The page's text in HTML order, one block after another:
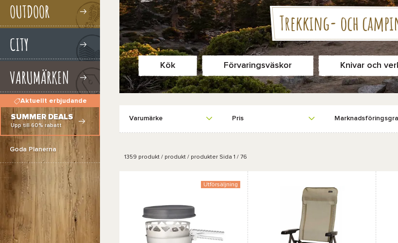
OUTDOOR
CITY
VARUMÄRKEN
Aktuellt erbjudande
SUMMER DEALS
Upp till 60% rabatt
Goda Planerna
Trekking- och
Kök Förvaringsväskor Knivar och
Varumärke Pris
1359 produkt / produkt / produkter Sida 1 / 76
Utförsäljning